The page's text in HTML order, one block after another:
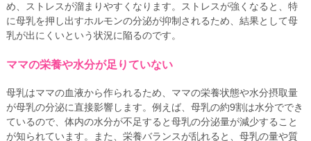
め、ストレスが溜まりやすくなります。ストレスが強くなると、特
に母乳を押し出すホルモンの分泌が抑制されるため、結果として母
乳が出にくいという状況に陥るのです。
ママの栄養や水分が足りていない
母乳はママの血液から作られるため、ママの栄養状態や水分摂取量
が母乳の分泌に直接影響します。例えば、母乳の約9割は水分ででき
ているので、体内の水分が不足すると母乳の分泌量が減少すること
が知られています。また、栄養バランスが乱れると、母乳の量や質